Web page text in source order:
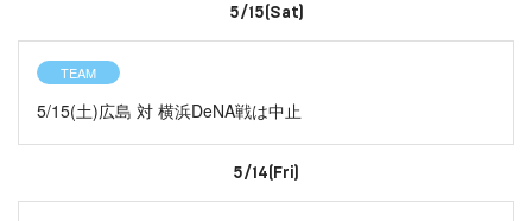
5/15(Sat)
TEAM
5/15(土)広島 対 横浜DeNA戦は中止
5/14(Fri)